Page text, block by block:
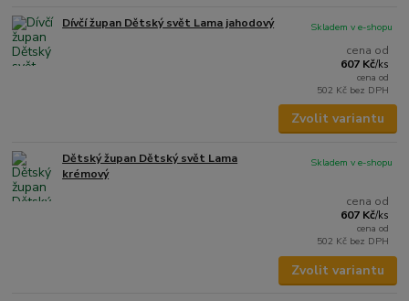
Dívčí župan Dětský svět Lama jahodový
cena od
607 Kč/ks
cena od
502 Kč bez DPH
Skladem v e-shopu
Zvolit variantu
Dětský župan Dětský svět Lama
krémový
cena od
607 Kč/ks
cena od
502 Kč bez DPH
Skladem v e-shopu
Zvolit variantu